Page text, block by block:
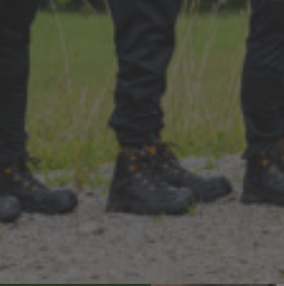
auf den Erzberg, ein traumhafter
Spannende Fußballspiele,
die die voestalpine-
beim Teambuilding im September
Fachkräfte aus
Zeit in Velden, 13
Youngsters
es dafür nach Eisenerz.